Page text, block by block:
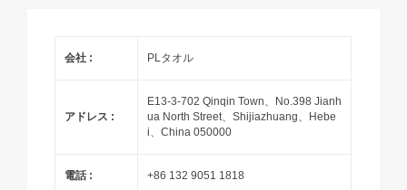
会社 : PLタオル
アドレス :
E13-3-702 Qinqin Town、No.398 Jianh
ua North Street、Shijiazhuang、Hebe
i、China 050000
電話 : +86 132 9051 1818